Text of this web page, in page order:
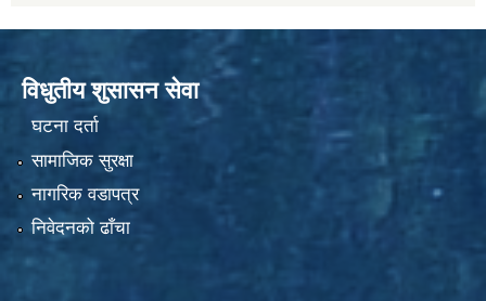
विधुतीय शुसासन सेवा
घटना दर्ता
सामाजिक सुरक्षा
नागरिक वडापत्र
निवेदनको ढाँचा